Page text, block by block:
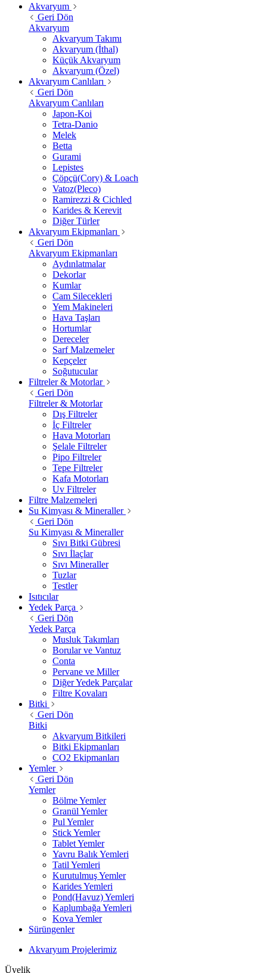
Akvaryum
Geri Dön
Akvaryum
Akvaryum Takımı
Akvaryum (İthal)
Küçük Akvaryum
Akvaryum (Özel)
Akvaryum Canlıları
Geri Dön
Akvaryum Canlıları
Japon-Koi
Tetra-Danio
Melek
Betta
Gurami
Lepistes
Çöpçü(Cory) & Loach
Vatoz(Pleco)
Ramirezzi & Cichled
Karides & Kerevit
Diğer Türler
Akvaryum Ekipmanları
Geri Dön
Akvaryum Ekipmanları
Aydınlatmalar
Dekorlar
Kumlar
Cam Silecekleri
Yem Makineleri
Hava Taşları
Hortumlar
Dereceler
Sarf Malzemeler
Kepçeler
Soğutucular
Filtreler & Motorlar
Geri Dön
Filtreler & Motorlar
Dış Filtreler
İç Filtreler
Hava Motorları
Şelale Filtreler
Pipo Filtreler
Tepe Filtreler
Kafa Motorları
Uv Filtreler
Filtre Malzemeleri
Su Kimyası & Mineraller
Geri Dön
Su Kimyası & Mineraller
Sıvı Bitki Gübresi
Sıvı İlaçlar
Sıvı Mineraller
Tuzlar
Testler
Isıtıcılar
Yedek Parça
Geri Dön
Yedek Parça
Musluk Takımları
Borular ve Vantuz
Conta
Pervane ve Miller
Diğer Yedek Parçalar
Filtre Kovaları
Bitki
Geri Dön
Bitki
Akvaryum Bitkileri
Bitki Ekipmanları
CO2 Ekipmanları
Yemler
Geri Dön
Yemler
Bölme Yemler
Granül Yemler
Pul Yemler
Stick Yemler
Tablet Yemler
Yavru Balık Yemleri
Tatil Yemleri
Kurutulmuş Yemler
Karides Yemleri
Pond(Havuz) Yemleri
Kaplumbağa Yemleri
Kova Yemler
Sürüngenler
Akvaryum Projelerimiz
Üyelik